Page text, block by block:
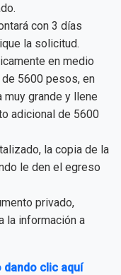
con 3 días
la solicitud.
en medio
5600 pesos, en
grande y llene
adicional de 5600
la copia de la
le den el egreso
privado,
la información a
dando clic aquí